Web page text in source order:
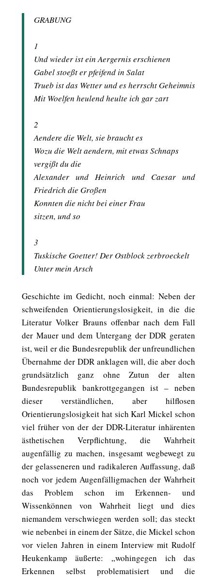
GRABUNG
1
Und wieder ist ein Aergernis erschienen
Gabel stoeßt er pfeifend in Salat
Trueb ist das Wetter und es herrscht Geheimnis
Mit Woelfen heulend heulte ich gar zart
2
Aendere die Welt, sie braucht es
Wozu die Welt aendern, mit etwas Schnaps
vergißt du die
Alexander und Heinrich und Caesar und
Friedrich die Großen
Konnten die nicht bei einer Frau
sitzen, und so
3
Tuskische Goetter! Der Ostblock zerbroeckelt
Unter mein Arsch
Geschichte im Gedicht, noch einmal: Neben der
schweifenden Orientierungslosigkeit, in die die
Literatur Volker Brauns offenbar nach dem Fall
der Mauer und dem Untergang der DDR geraten
ist, weil er die Bundesrepublik der unfreundlichen
Übernahme der DDR anklagen will, die aber doch
grundsätzlich ganz ohne Zutun der alten
Bundesrepublik bankrottgegangen ist – neben
dieser verständlichen, aber hilflosen
Orientierungslosigkeit hat sich Karl Mickel schon
viel früher von der der DDR-Literatur inhärenten
ästhetischen Verpflichtung, die Wahrheit
augenfällig zu machen, insgesamt wegbewegt zu
der gelasseneren und radikaleren Auffassung, daß
noch vor jedem Augenfälligmachen der Wahrheit
das Problem schon im Erkennen- und
Wissenkönnen von Wahrheit liegt und dies
niemandem verschwiegen werden soll; das steckt
wie nebenbei in einem der Sätze, die Mickel schon
vor vielen Jahren in einem Interview mit Rudolf
Heukenkamp äußerte: „wohingegen ich das
Erkennen selbst problematisiert und die